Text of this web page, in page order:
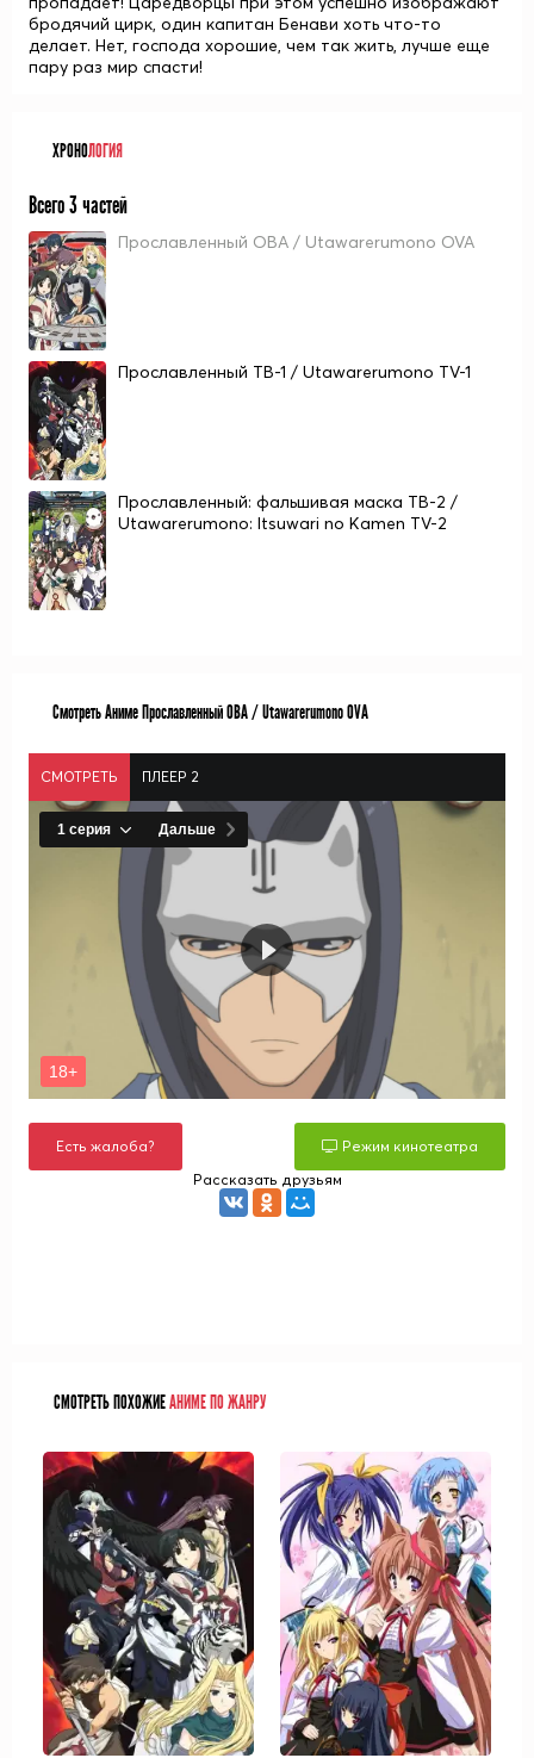
бродячий цирк, один капитан Бенави хоть что-то
делает. Нет, господа хорошие, чем так жить, лучше еще
пару раз мир спасти!
ХРОНОЛОГИЯ
Всего 3 частей
Прославленный ОВА / Utawarerumono OVA
Прославленный ТВ-1 / Utawarerumono TV-1
Прославленный: фальшивая маска ТВ-2 /
Utawarerumono: Itsuwari no Kamen TV-2
Смотреть Аниме Прославленный ОВА / Utawarerumono OVA
СМОТРЕТЬ ПЛЕЕР 2
Есть жалоба?
Режим кинотеатра
Рассказать друзьям
СМОТРЕТЬ ПОХОЖИЕАНИМЕ ПО ЖАНРУ